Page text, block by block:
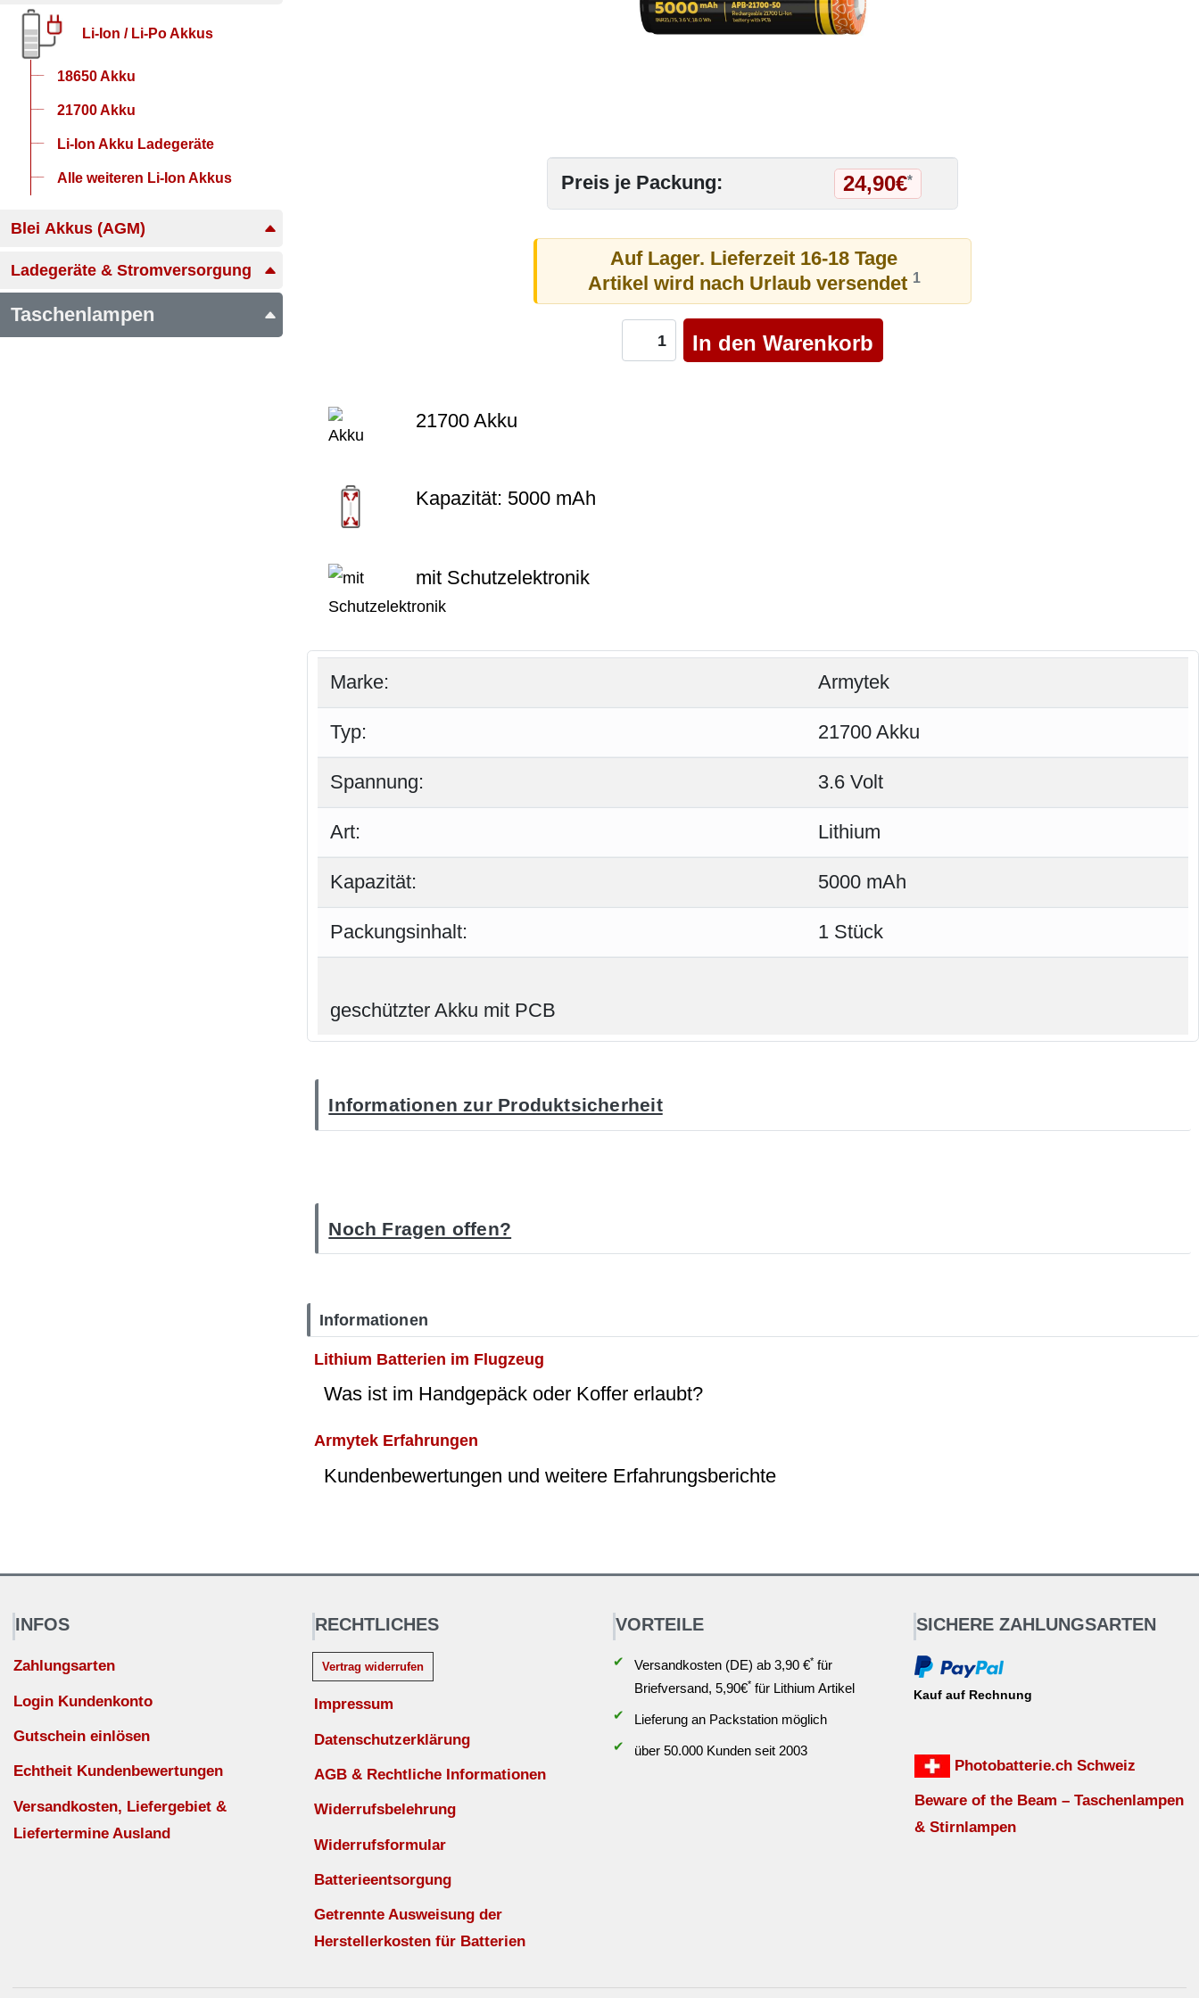
Li-Ion / Li-Po Akkus
18650 Akku
21700 Akku
Li-Ion Akku Ladegeräte
Alle weiteren Li-Ion Akkus
Blei Akkus (AGM)
Ladegeräte & Stromversorgung
Taschenlampen
Preis je Packung: 24,90€*
Auf Lager. Lieferzeit 16-18 Tage
Artikel wird nach Urlaub versendet 1
21700 Akku
Kapazität: 5000 mAh
mit Schutzelektronik
Marke: Armytek
Typ: 21700 Akku
Spannung: 3.6 Volt
Art: Lithium
Kapazität: 5000 mAh
Packungsinhalt: 1 Stück
geschützter Akku mit PCB
Informationen zur Produktsicherheit
Noch Fragen offen?
Informationen
Lithium Batterien im Flugzeug
Was ist im Handgepäck oder Koffer erlaubt?
Armytek Erfahrungen
Kundenbewertungen und weitere Erfahrungsberichte
INFOS
Zahlungsarten
Login Kundenkonto
Gutschein einlösen
Echtheit Kundenbewertungen
Versandkosten, Liefergebiet &
Liefertermine Ausland
RECHTLICHES
Vertrag widerrufen
Impressum
Datenschutzerklärung
AGB & Rechtliche Informationen
Widerrufsbelehrung
Widerrufsformular
Batterieentsorgung
Getrennte Ausweisung der
Herstellerkosten für Batterien
VORTEILE
✔ Versandkosten (DE) ab 3,90 €* für
Briefversand, 5,90€* für Lithium Artikel
✔
Lieferung an Packstation möglich
✔
über 50.000 Kunden seit 2003
SICHERE ZAHLUNGSARTEN
Kauf auf Rechnung
Photobatterie.ch Schweiz
Beware of the Beam – Taschenlampen
& Stirnlampen